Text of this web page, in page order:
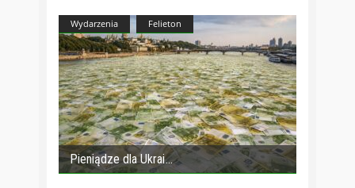
Wydarzenia Felieton
Pieniądze dla Ukrai